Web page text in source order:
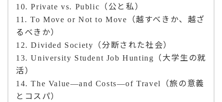
10. Private vs. Public （公と私）
11. To Move or Not to Move
（越すべきか、越ざ
るべきか）
12. Divided Society （分断された社会）
13. University Student Job Hunting
（大学生の就
活）
14. The Value—and Costs—of Travel
（旅の意義
とコスパ）